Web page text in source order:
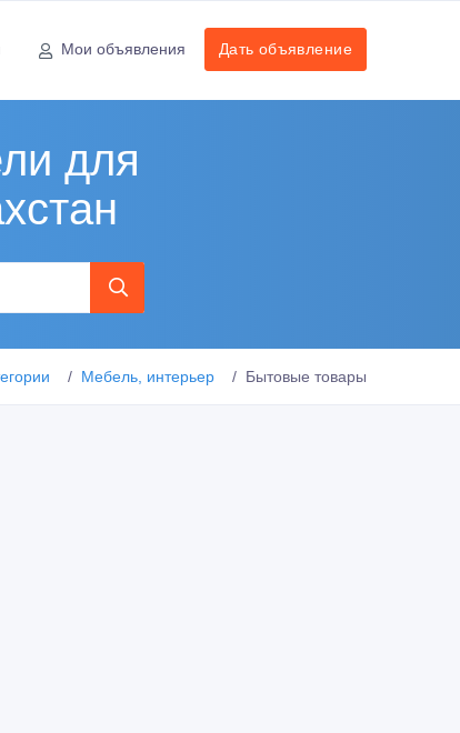
Мои объявления Дать объявление
для
Мебель, интерьер Бытовые товары